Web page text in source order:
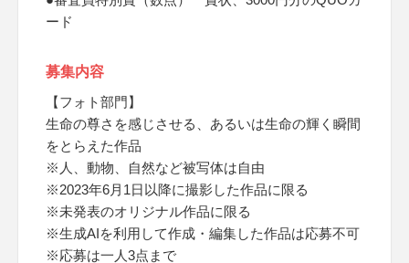
ード
募集内容
【フォト部門】
生命の尊さを感じさせる、あるいは生命の輝く瞬間
をとらえた作品
※人、動物、自然など被写体は自由
※2023年6月1日以降に撮影した作品に限る
※未発表のオリジナル作品に限る
※生成AIを利用して作成・編集した作品は応募不可
※応募は一人3点まで